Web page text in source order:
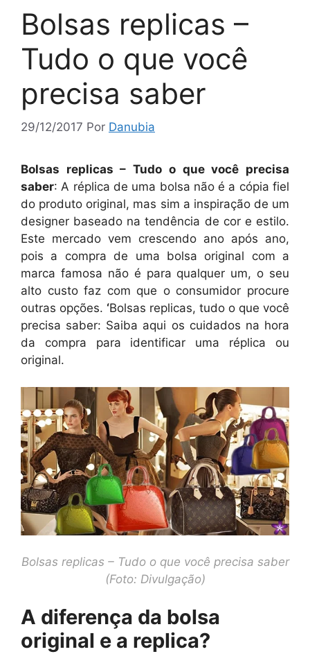
Bolsas replicas –
Tudo o que você
precisa saber
29/12/2017 Por Danubia
Bolsas replicas – Tudo o que você precisa
saber: A réplica de uma bolsa não é a cópia fiel
do produto original, mas sim a inspiração de um
designer baseado na tendência de cor e estilo.
Este mercado vem crescendo ano após ano,
pois a compra de uma bolsa original com a
marca famosa não é para qualquer um, o seu
alto custo faz com que o consumidor procure
outras opções. ‘Bolsas replicas, tudo o que você
precisa saber: Saiba aqui os cuidados na hora
da compra para identificar uma réplica ou
original.
Bolsas replicas – Tudo o que você precisa saber
(Foto: Divulgação)
A diferença da bolsa
original e a replica?